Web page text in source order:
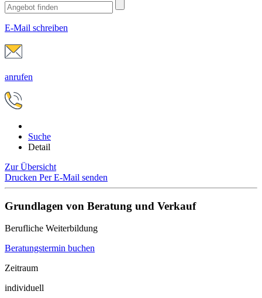
E-Mail schreiben
anrufen
Suche
Detail
Zur Übersicht
Drucken Per E-Mail senden
Grundlagen von Beratung und Verkauf
Berufliche Weiterbildung
Beratungstermin buchen
Zeitraum
individuell